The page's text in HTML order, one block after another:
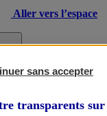
Aller vers l’espace
sans accepter
transparents